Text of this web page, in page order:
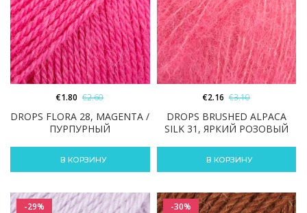
DROPS FLORA 28, MAGENTA /
ПУРПУРНЫЙ
€1.80 €2.60
В КОРЗИНУ
DROPS BRUSHED ALPACA
SILK 31, ЯРКИЙ РОЗОВЫЙ
€2.16 €3.10
В КОРЗИНУ
-29% -30%